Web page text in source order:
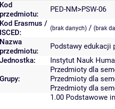
Kod
przedmiotu:
PED-NM>PSW-06
Kod Erasmus /
ISCED:
(brak danych) / (brak
Nazwa
przedmiotu:
Podstawy edukacji
Jednostka:
Instytut Nauk
Grupy:
Przedmioty dla
Przedmioty dla
Przedmioty dla
1.00 Podstawowe